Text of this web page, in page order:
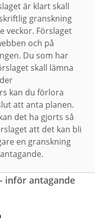
är klart skall
granskning
veckor. Förslaget
och på
Du som har
skall lämna
kan du förlora
att anta planen.
det ha gjorts så
att det kan bli
en granskning
inför antagande